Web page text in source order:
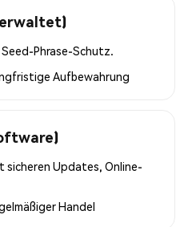
Phrase-Schutz.
Aufbewahrung
sicheren Updates, Online-
Handel